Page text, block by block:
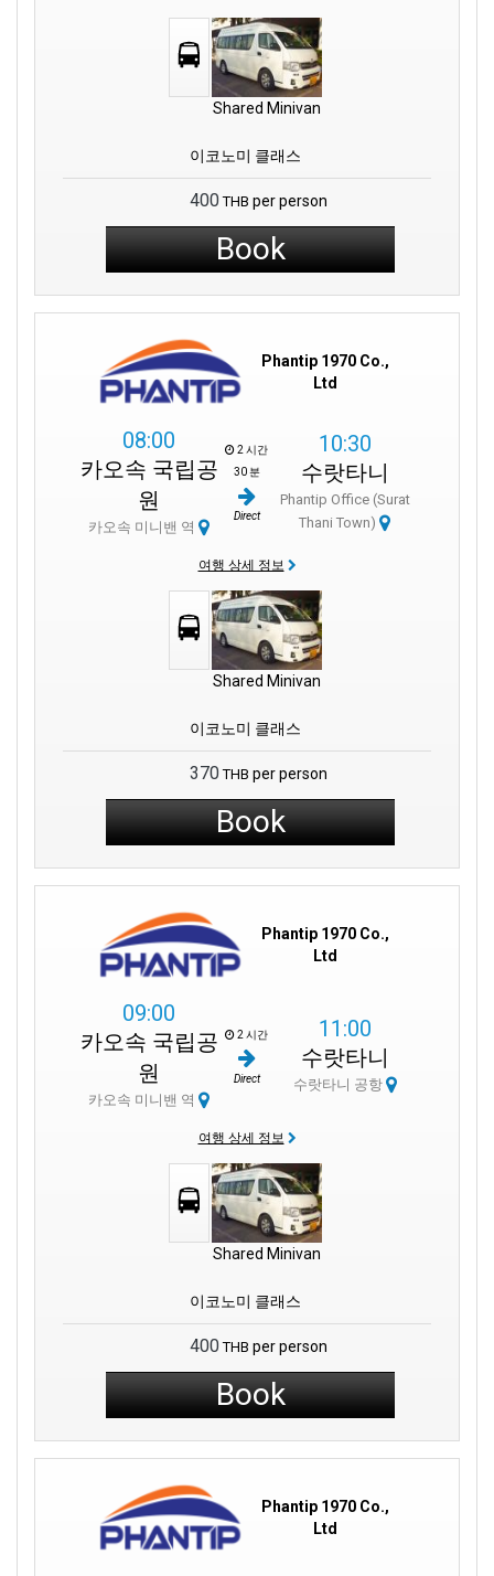
Shared Minivan
이코노미 클래스
400 THB per person
Book
Phantip 1970 Co.,
Ltd
08:00
카오속 국립공
원
카오속 미니밴 역
2 시간
30 분
Direct
10:30
수랏타니
Phantip Office (Surat
Thani Town)
여행 상세 정보
Shared Minivan
이코노미 클래스
370 THB per person
Book
Phantip 1970 Co.,
Ltd
09:00
카오속 국립공
원
카오속 미니밴 역
2 시간
Direct
11:00
수랏타니
수랏타니 공항
여행 상세 정보
Shared Minivan
이코노미 클래스
400 THB per person
Book
Phantip 1970 Co.,
Ltd